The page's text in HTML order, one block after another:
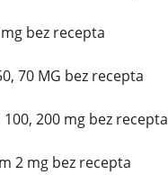
bez recepta
70 MG bez recepta
200 mg bez recepta
2 mg bez recepta